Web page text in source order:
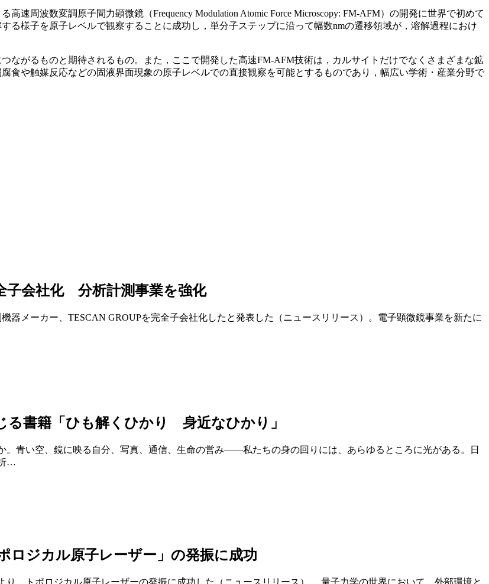
速周波数変調原子間力顕微鏡（Frequency Modulation Atomic Force Microscopy: FM-AFM）の開発に世界で初めて
る様子を原子レベルで観察することに成功し，単分子ステップに沿って幅数nmの遷移領域が，溶解過程におけ
ながるものと期待されるもの。また，ここで開発した高速FM-AFM技術は，カルサイトだけでなくさまざまな鉱
食や触媒反応などの固液界面現象の原子レベルでの直接観察を可能とするものであり，幅広い学術・産業分野で
子会社化 分析計測事業を強化
器メーカー、TESCAN GROUPを完全子会社化したと発表した（ニュースリリース）。電子顕微鏡事業を新たに
る書籍「ひも解くひかり 身近なひかり」
。青い空、鏡に映る自分、写真、通信、生命の営み――私たちの身の回りには、あらゆるところに光がある。日
…
ロジカル原⼦レーザー」の発振に成功
、トポロジカル原⼦レーザーの発振に成功した（ニュースリリース）。 量⼦⼒学の世界において、外部環境と